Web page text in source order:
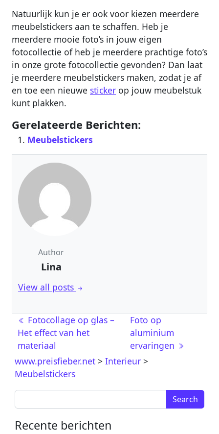
Natuurlijk kun je er ook voor kiezen meerdere
meubelstickers aan te schaffen. Heb je
meerdere mooie foto’s in jouw eigen
fotocollectie of heb je meerdere prachtige foto’s
in onze grote fotocollectie gevonden? Dan laat
je meerdere meubelstickers maken, zodat je af
en toe een nieuwe sticker op jouw meubelstuk
kunt plakken.
Gerelateerde Berichten:
Meubelstickers
Author
Lina
View all posts
Berichtnavigatie
Fotocollage op glas –
Het effect van het
materiaal
Foto op
aluminium
ervaringen
www.preisfieber.net > Interieur >
Meubelstickers
Search for:
Recente berichten